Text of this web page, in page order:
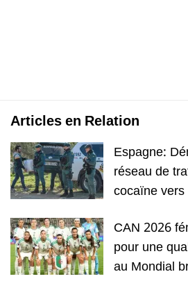
Articles en Relation
Espagne:
réseau de
cocaïne vers
CAN 2026
pour une
au Mondial